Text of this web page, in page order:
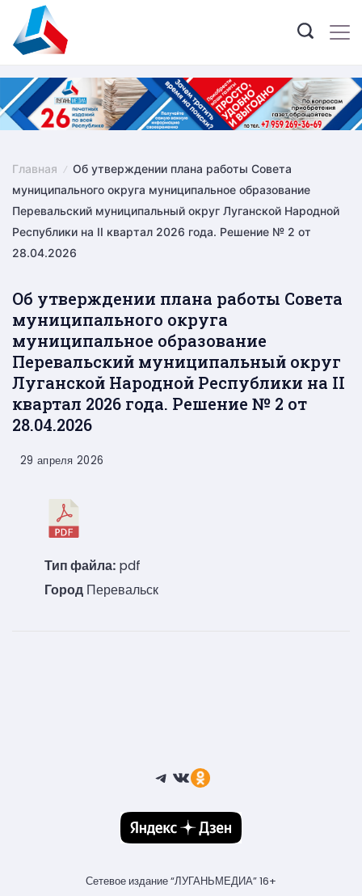
content
Главная
Об утверждении плана работы Совета
муниципального округа муниципальное образование
Перевальский муниципальный округ Луганской Народной
Республики на II квартал 2026 года. Решение № 2 от
28.04.2026
Об утверждении плана работы Совета
муниципального округа
муниципальное образование
Перевальский муниципальный округ
Луганской Народной Республики на II
квартал 2026 года. Решение № 2 от
28.04.2026
29 апреля 2026
Тип файла: pdf
Город Перевальск
Telegram
ВКонтакте
Ссылка
Сетевое издание “ЛУГАНЬМЕДИА” 16+